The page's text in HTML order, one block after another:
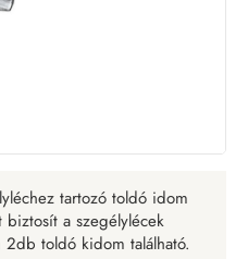
tartozó toldó idom
biztosít a szegélylécek
2db toldó kidom található.